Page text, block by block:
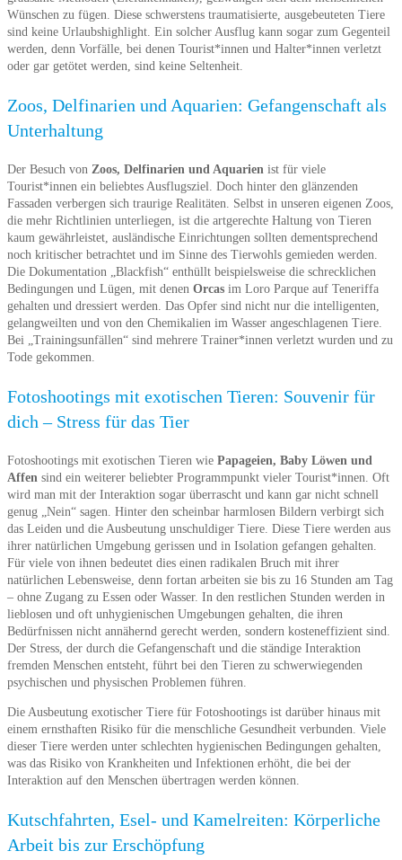
Wünschen zu fügen. Diese schwerstens traumatisierte, ausgebeuteten Tiere
sind keine Urlaubshighlight. Ein solcher Ausflug kann sogar zum Gegenteil
werden, denn Vorfälle, bei denen Tourist*innen und Halter*innen verletzt
oder gar getötet werden, sind keine Seltenheit.
Zoos, Delfinarien und Aquarien: Gefangenschaft als
Unterhaltung
Der Besuch von Zoos, Delfinarien und Aquarien ist für viele
Tourist*innen ein beliebtes Ausflugsziel. Doch hinter den glänzenden
Fassaden verbergen sich traurige Realitäten. Selbst in unseren eigenen Zoos,
die mehr Richtlinien unterliegen, ist die artgerechte Haltung von Tieren
kaum gewährleistet, ausländische Einrichtungen sollten dementsprechend
noch kritischer betrachtet und im Sinne des Tierwohls gemieden werden.
Die Dokumentation „Blackfish“ enthüllt beispielsweise die schrecklichen
Bedingungen und Lügen, mit denen Orcas im Loro Parque auf Teneriffa
gehalten und dressiert werden. Das Opfer sind nicht nur die intelligenten,
gelangweilten und von den Chemikalien im Wasser angeschlagenen Tiere.
Bei „Trainingsunfällen“ sind mehrere Trainer*innen verletzt wurden und zu
Tode gekommen.
Fotoshootings mit exotischen Tieren: Souvenir für
dich – Stress für das Tier
Fotoshootings mit exotischen Tieren wie Papageien, Baby Löwen und
Affen sind ein weiterer beliebter Programmpunkt vieler Tourist*innen. Oft
wird man mit der Interaktion sogar überrascht und kann gar nicht schnell
genug „Nein“ sagen. Hinter den scheinbar harmlosen Bildern verbirgt sich
das Leiden und die Ausbeutung unschuldiger Tiere. Diese Tiere werden aus
ihrer natürlichen Umgebung gerissen und in Isolation gefangen gehalten.
Für viele von ihnen bedeutet dies einen radikalen Bruch mit ihrer
natürlichen Lebensweise, denn fortan arbeiten sie bis zu 16 Stunden am Tag
– ohne Zugang zu Essen oder Wasser. In den restlichen Stunden werden in
lieblosen und oft unhygienischen Umgebungen gehalten, die ihren
Bedürfnissen nicht annähernd gerecht werden, sondern kosteneffizient sind.
Der Stress, der durch die Gefangenschaft und die ständige Interaktion
fremden Menschen entsteht, führt bei den Tieren zu schwerwiegenden
psychischen und physischen Problemen führen.
Die Ausbeutung exotischer Tiere für Fotoshootings ist darüber hinaus mit
einem ernsthaften Risiko für die menschliche Gesundheit verbunden. Viele
dieser Tiere werden unter schlechten hygienischen Bedingungen gehalten,
was das Risiko von Krankheiten und Infektionen erhöht, die bei der
Interaktion auf den Menschen übertragen werden können.
Kutschfahrten, Esel- und Kamelreiten: Körperliche
Arbeit bis zur Erschöpfung